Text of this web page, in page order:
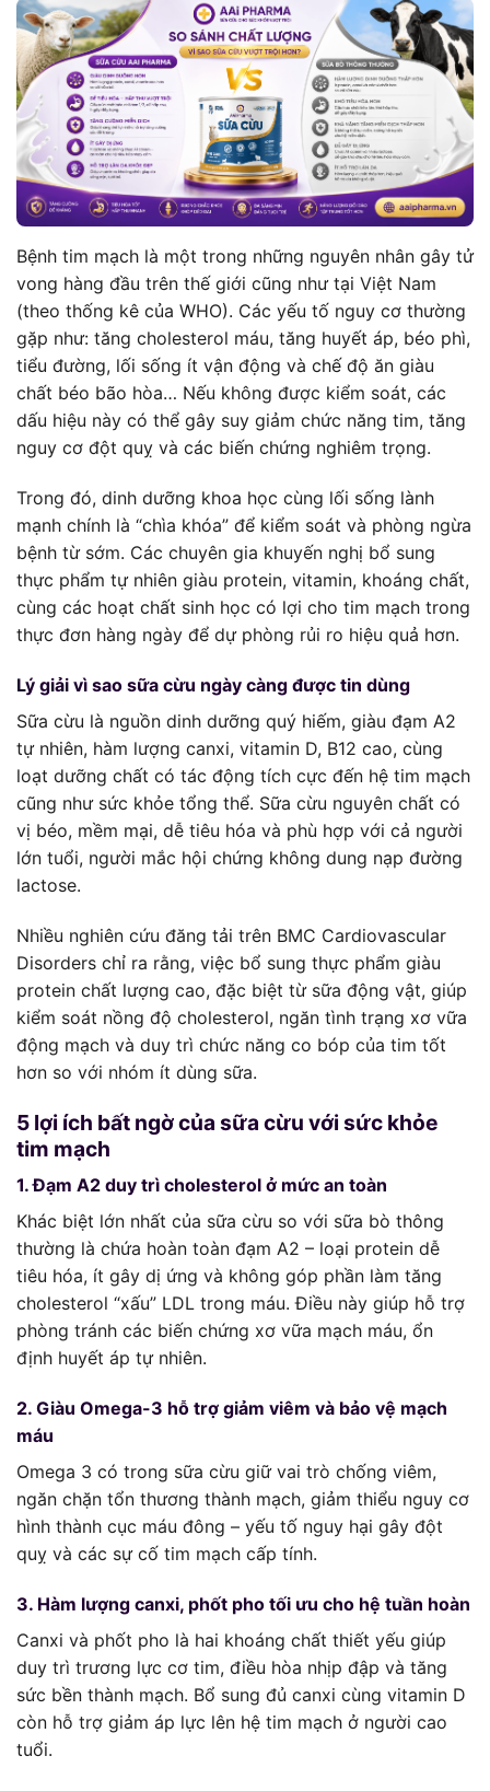
Bệnh tim mạch là một trong những nguyên nhân gây tử
vong hàng đầu trên thế giới cũng như tại Việt Nam
(theo thống kê của WHO). Các yếu tố nguy cơ thường
gặp như: tăng cholesterol máu, tăng huyết áp, béo phì,
tiểu đường, lối sống ít vận động và chế độ ăn giàu
chất béo bão hòa… Nếu không được kiểm soát, các
dấu hiệu này có thể gây suy giảm chức năng tim, tăng
nguy cơ đột quỵ và các biến chứng nghiêm trọng.
Trong đó, dinh dưỡng khoa học cùng lối sống lành
mạnh chính là “chìa khóa” để kiểm soát và phòng ngừa
bệnh từ sớm. Các chuyên gia khuyến nghị bổ sung
thực phẩm tự nhiên giàu protein, vitamin, khoáng chất,
cùng các hoạt chất sinh học có lợi cho tim mạch trong
thực đơn hàng ngày để dự phòng rủi ro hiệu quả hơn.
Lý giải vì sao sữa cừu ngày càng được tin dùng
Sữa cừu là nguồn dinh dưỡng quý hiếm, giàu đạm A2
tự nhiên, hàm lượng canxi, vitamin D, B12 cao, cùng
loạt dưỡng chất có tác động tích cực đến hệ tim mạch
cũng như sức khỏe tổng thể. Sữa cừu nguyên chất có
vị béo, mềm mại, dễ tiêu hóa và phù hợp với cả người
lớn tuổi, người mắc hội chứng không dung nạp đường
lactose.
Nhiều nghiên cứu đăng tải trên BMC Cardiovascular
Disorders chỉ ra rằng, việc bổ sung thực phẩm giàu
protein chất lượng cao, đặc biệt từ sữa động vật, giúp
kiểm soát nồng độ cholesterol, ngăn tình trạng xơ vữa
động mạch và duy trì chức năng co bóp của tim tốt
hơn so với nhóm ít dùng sữa.
5 lợi ích bất ngờ của sữa cừu với sức khỏe
tim mạch
1. Đạm A2 duy trì cholesterol ở mức an toàn
Khác biệt lớn nhất của sữa cừu so với sữa bò thông
thường là chứa hoàn toàn đạm A2 – loại protein dễ
tiêu hóa, ít gây dị ứng và không góp phần làm tăng
cholesterol “xấu” LDL trong máu. Điều này giúp hỗ trợ
phòng tránh các biến chứng xơ vữa mạch máu, ổn
định huyết áp tự nhiên.
2. Giàu Omega-3 hỗ trợ giảm viêm và bảo vệ mạch
máu
Omega 3 có trong sữa cừu giữ vai trò chống viêm,
ngăn chặn tổn thương thành mạch, giảm thiểu nguy cơ
hình thành cục máu đông – yếu tố nguy hại gây đột
quỵ và các sự cố tim mạch cấp tính.
3. Hàm lượng canxi, phốt pho tối ưu cho hệ tuần hoàn
Canxi và phốt pho là hai khoáng chất thiết yếu giúp
duy trì trương lực cơ tim, điều hòa nhịp đập và tăng
sức bền thành mạch. Bổ sung đủ canxi cùng vitamin D
còn hỗ trợ giảm áp lực lên hệ tim mạch ở người cao
tuổi.